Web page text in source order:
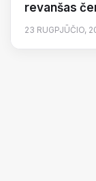
revanšas
23 RUGPJŪČIO,